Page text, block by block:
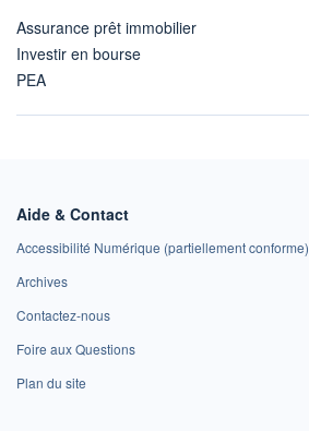
Assurance prêt immobilier
Investir en bourse
PEA
Aide & Contact
Accessibilité Numérique (partiellement conforme)
Archives
Contactez-nous
Foire aux Questions
Plan du site